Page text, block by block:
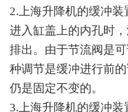
2.上海升降机的缓冲
进入缸盖上的内孔时
排出。由于节流阀是
种调节是缓冲进行前
仍是固定不变的。
3.上海升降机的缓冲